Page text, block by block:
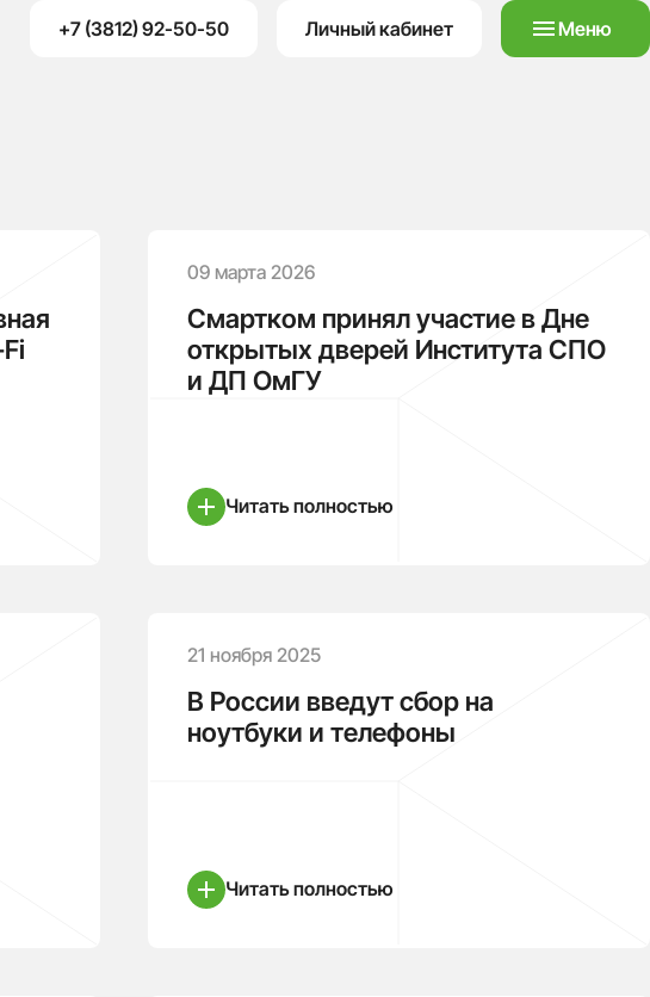
+7 (3812) 92-50-50 Личный кабинет Меню
09 марта 2026
Смартком принял участие в Дне
открытых дверей Института СПО
и ДП ОмГУ
Читать полностью
21 ноября 2025
В России введут сбор на
ноутбуки и телефоны
Читать полностью